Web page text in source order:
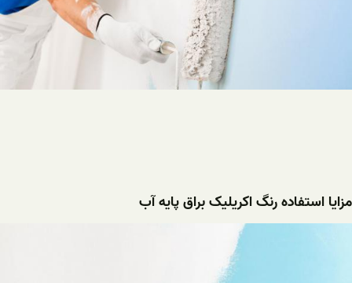
مزایا استفاده رنگ اکریلیک براق پایه آب